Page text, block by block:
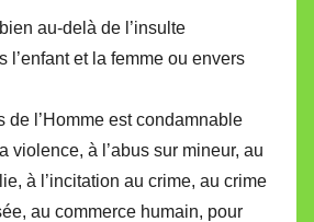
au-delà de l’insulte
l’enfant et la femme ou envers
de l’Homme est condamnable
violence, à l’abus sur mineur, au
à l’incitation au crime, au crime
au commerce humain, pour